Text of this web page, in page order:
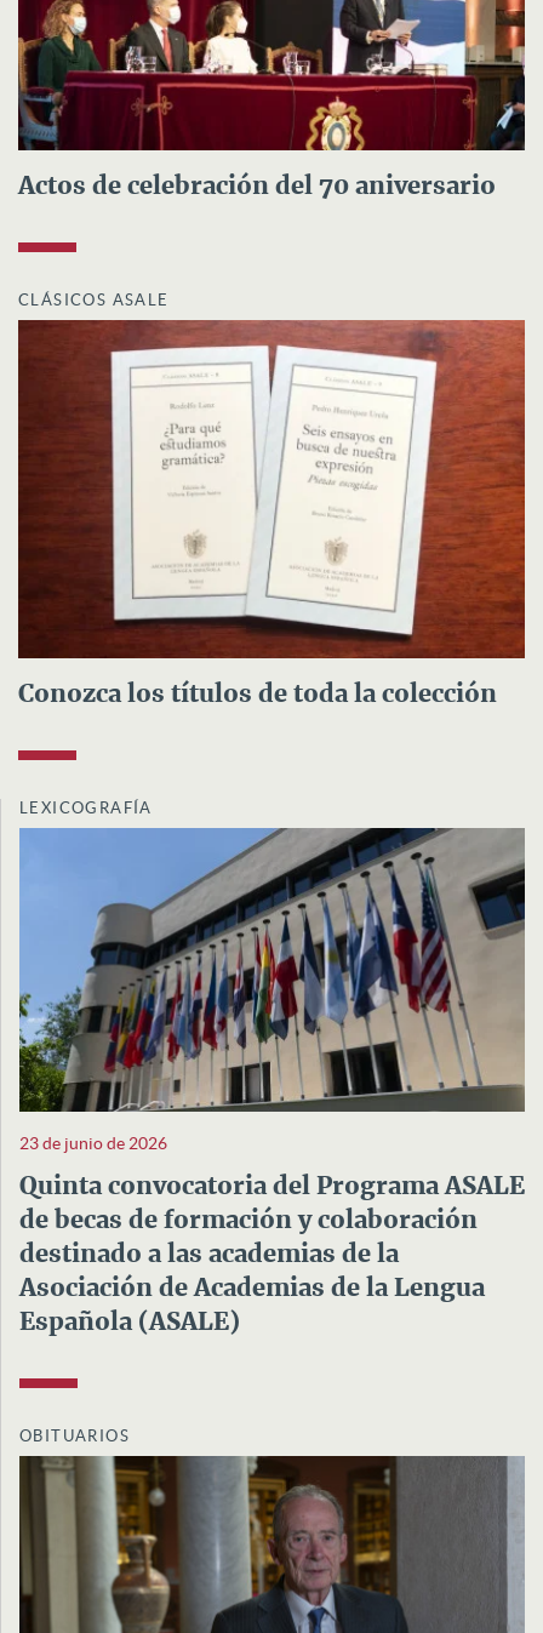
Actos de celebración del 70 aniversario
CLÁSICOS ASALE
Conozca los títulos de toda la colección
LEXICOGRAFÍA
23 de junio de 2026
Quinta convocatoria del Programa ASALE
de becas de formación y colaboración
destinado a las academias de la
Asociación de Academias de la Lengua
Española (ASALE)
OBITUARIOS